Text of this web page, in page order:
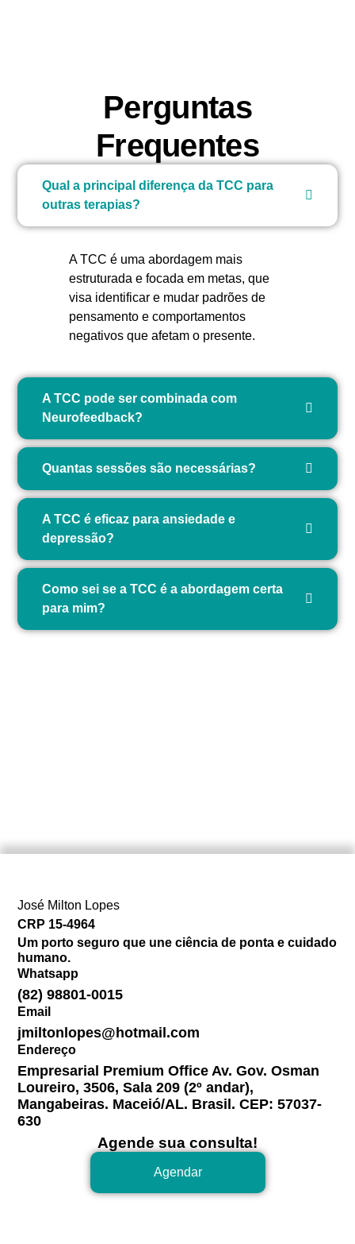
Perguntas
Frequentes
Qual a principal diferença da TCC para
outras terapias?
A TCC é uma abordagem mais
estruturada e focada em metas, que
visa identificar e mudar padrões de
pensamento e comportamentos
negativos que afetam o presente.
A TCC pode ser combinada com
Neurofeedback?
Quantas sessões são necessárias?
A TCC é eficaz para ansiedade e
depressão?
Como sei se a TCC é a abordagem certa
para mim?
José Milton Lopes​
CRP 15-4964
Um porto seguro que une ciência de ponta e cuidado
humano.
Whatsapp
(82) 98801-0015
Email
jmiltonlopes@hotmail.com
Endereço
Empresarial Premium Office Av. Gov. Osman
Loureiro, 3506, Sala 209 (2º andar),
Mangabeiras. Maceió/AL. Brasil. CEP: 57037-
630
Agende sua consulta!
Agendar